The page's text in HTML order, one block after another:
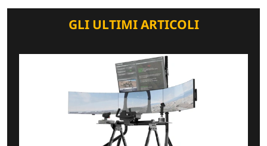
GLI ULTIMI ARTICOLI